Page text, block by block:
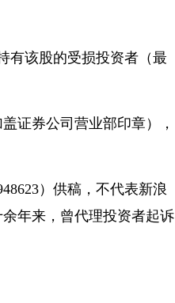
有该股的受损投资者（最
证券公司营业部印章），
）供稿，不代表新浪
年来，曾代理投资者起诉